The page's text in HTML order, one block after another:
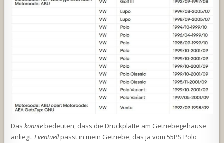
Daskönntebedeuten, dass die Druckplatte am Getriebegehäuse
anliegt.Eventuellpasst in mein Getriebe, das ja vom 55PS Polo